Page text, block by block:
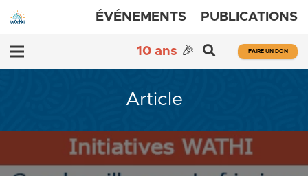
ÉVÉNEMENTS PUBLICATIONS
10 ans 🎉 FAIRE UN DON
Article